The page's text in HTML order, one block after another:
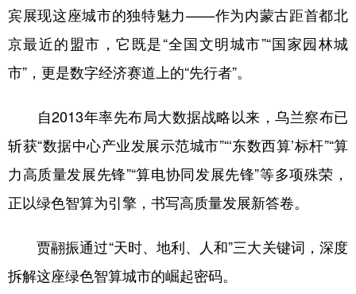
彩票 娱乐 时尚 悦读
公益 一带一路 亚太网
地方频道
北京 天津 河北 山西
浙江 安徽 福建
宾展现这座城市的独特魅力——作为内蒙古距首都北
京最近的盟市，它既是“全国文明城市”“国家园林城
市”，更是数字经济赛道上的“先行者”。
自2013年率先布局大数据战略以来，乌兰察布已
斩获“数据中心产业发展示范城市”“‘东数西算’标杆”“算
力高质量发展先锋”“算电协同发展先锋”等多项殊荣，
正以绿色智算为引擎，书写高质量发展新答卷。
贾翮振通过“天时、地利、人和”三大关键词，深度
拆解这座绿色智算城市的崛起密码。